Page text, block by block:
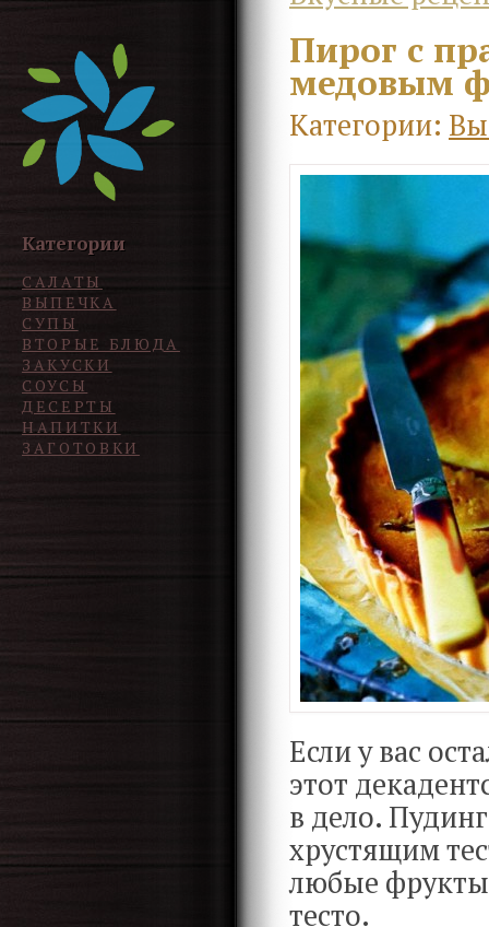
Категории
САЛАТЫ
ВЫПЕЧКА
СУПЫ
ВТОРЫЕ БЛЮДА
ЗАКУСКИ
СОУСЫ
ДЕСЕРТЫ
НАПИТКИ
ЗАГОТОВКИ
Пирог с
медовым
Категории:
Если у вас
этот
в дело.
хрустящим
любые фрукты
тесто.